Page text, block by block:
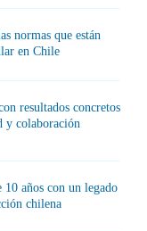
normas que están
en Chile
resultados concretos
y colaboración
años con un legado
chilena